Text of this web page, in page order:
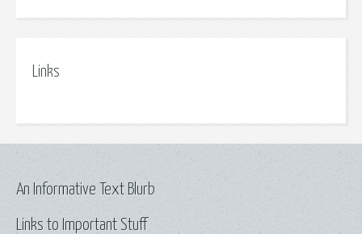
Links
Links to Important Stuff
An Informative Text Blurb